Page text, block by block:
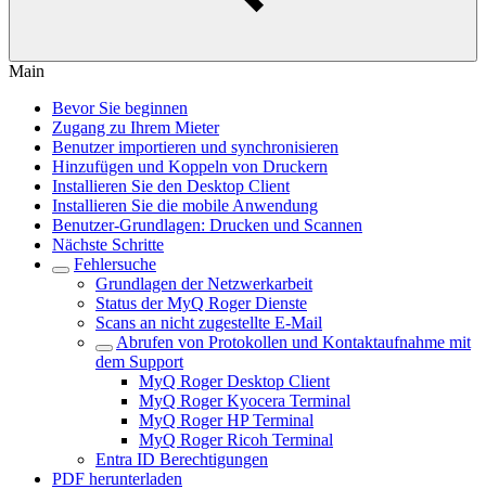
Main
Bevor Sie beginnen
Zugang zu Ihrem Mieter
Benutzer importieren und synchronisieren
Hinzufügen und Koppeln von Druckern
Installieren Sie den Desktop Client
Installieren Sie die mobile Anwendung
Benutzer-Grundlagen: Drucken und Scannen
Nächste Schritte
Fehlersuche
Grundlagen der Netzwerkarbeit
Status der MyQ Roger Dienste
Scans an nicht zugestellte E-Mail
Abrufen von Protokollen und Kontaktaufnahme mit
dem Support
MyQ Roger Desktop Client
MyQ Roger Kyocera Terminal
MyQ Roger HP Terminal
MyQ Roger Ricoh Terminal
Entra ID Berechtigungen
PDF herunterladen